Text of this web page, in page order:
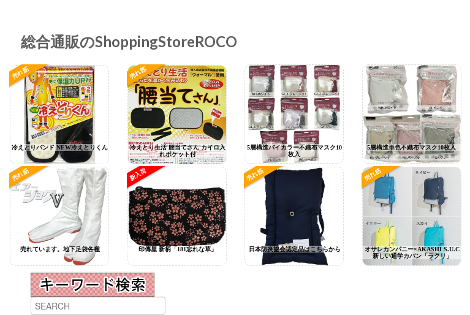
総合通販のShoppingStoreROCO